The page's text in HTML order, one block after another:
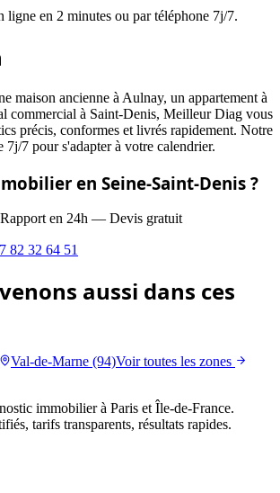
ligne en 2 minutes ou par téléphone 7j/7.
maison ancienne à Aulnay, un appartement à
commercial à Saint-Denis, Meilleur Diag vous
précis, conformes et livrés rapidement. Notre
7j/7 pour s'adapter à votre calendrier.
en Seine-Saint-Denis ?
en 24h — Devis gratuit
82 32 64 51
aussi dans ces
Val-de-Marne (94)Voir toutes les zones
immobilier à Paris et Île-de-France.
tarifs transparents, résultats rapides.